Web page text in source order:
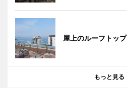
屋上のルーフトッ
もっと見る